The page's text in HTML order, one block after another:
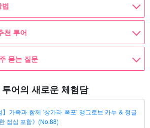
천 투어
묻는 질문
어의 새로운 체험담
가족과 함께 '상가라 폭포' 맹그로브 카누 & 정글
점심 포함》(No.88)